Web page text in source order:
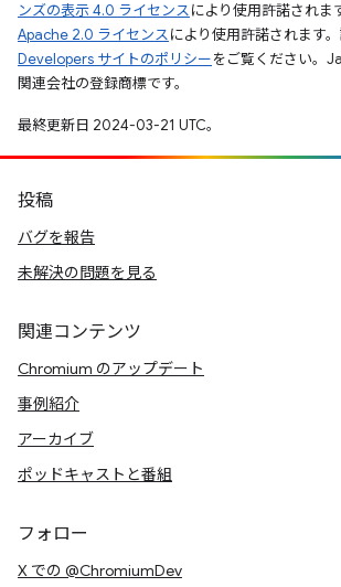
ンズの表示 4.0 ライセンスにより使用許諾されま
Apache 2.0 ライセンスにより使用許諾されます。
Developers サイトのポリシーをご覧ください。
関連会社の登録商標です。
最終更新日 2024-03-21 UTC。
投稿
バグを報告
未解決の問題を見る
関連コンテンツ
Chromium のアップデート
事例紹介
アーカイブ
ポッドキャストと番組
フォロー
X での @ChromiumDev